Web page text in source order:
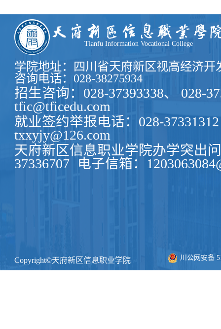
Tianfu Information Vocational College
学院地址：四川省天府新区视高经济开
咨询电话：028-38275934
招生咨询：028-37393338、 028-
tfic@tficedu.com
就业签约举报电话：028-37331312
txxyjy@126.com
天府新区信息职业学院办学突出
37336707
电子信箱：
Copyright©天府新区信息职业学院 川公网安备